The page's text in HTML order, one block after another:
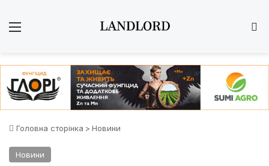
Головна сторінка > Новини
Новини